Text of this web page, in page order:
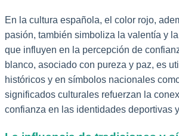
En la cultura española, el color rojo,
pasión, también simboliza la valentía y
que influyen en la percepción de
blanco, asociado con pureza y paz, es
históricos y en símbolos nacionales
significados culturales refuerzan la
confianza en las identidades deportivas